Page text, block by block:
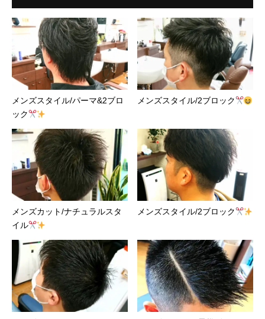
メンズスタイル/パーマ&2ブロ
ック
メンズスタイル/2ブロック
メンズカット/ナチュラルスタ
イル
メンズスタイル/2ブロック